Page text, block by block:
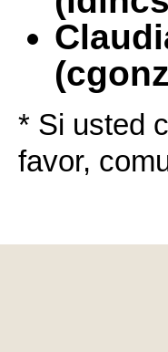
* Si usted
favor,